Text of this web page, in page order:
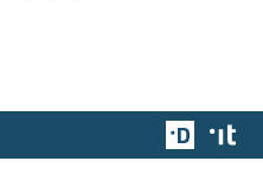
Team